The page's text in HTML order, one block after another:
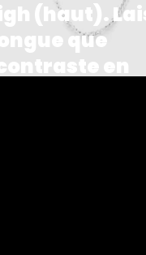
(haut).
que
en